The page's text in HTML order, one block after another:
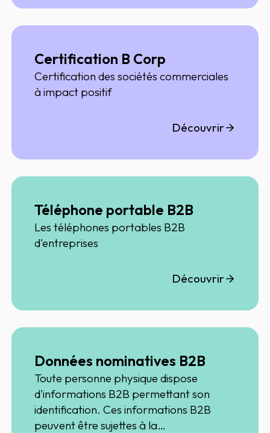
Certification B Corp
Certification des sociétés commerciales
à impact positif
Découvrir
Téléphone portable B2B
Les téléphones portables B2B
d'entreprises
Découvrir
Données nominatives B2B
Toute personne physique dispose
d'informations B2B permettant son
identification. Ces informations B2B
peuvent être sujettes à la